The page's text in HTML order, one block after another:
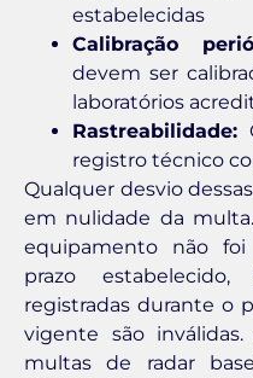
estabelecidas
Calibração
devem ser
laboratórios
Rastreabilidade:
registro técnico
Qualquer desvio
em nulidade da
equipamento não
prazo
registradas durante o
vigente são
multas de radar